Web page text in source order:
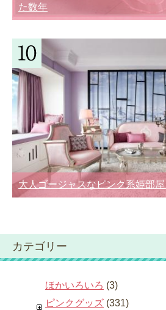
た数年
大人ゴージャスなピンク系姫部
カテゴリー
ほかいろいろ (3)
ピンクグッズ (331)